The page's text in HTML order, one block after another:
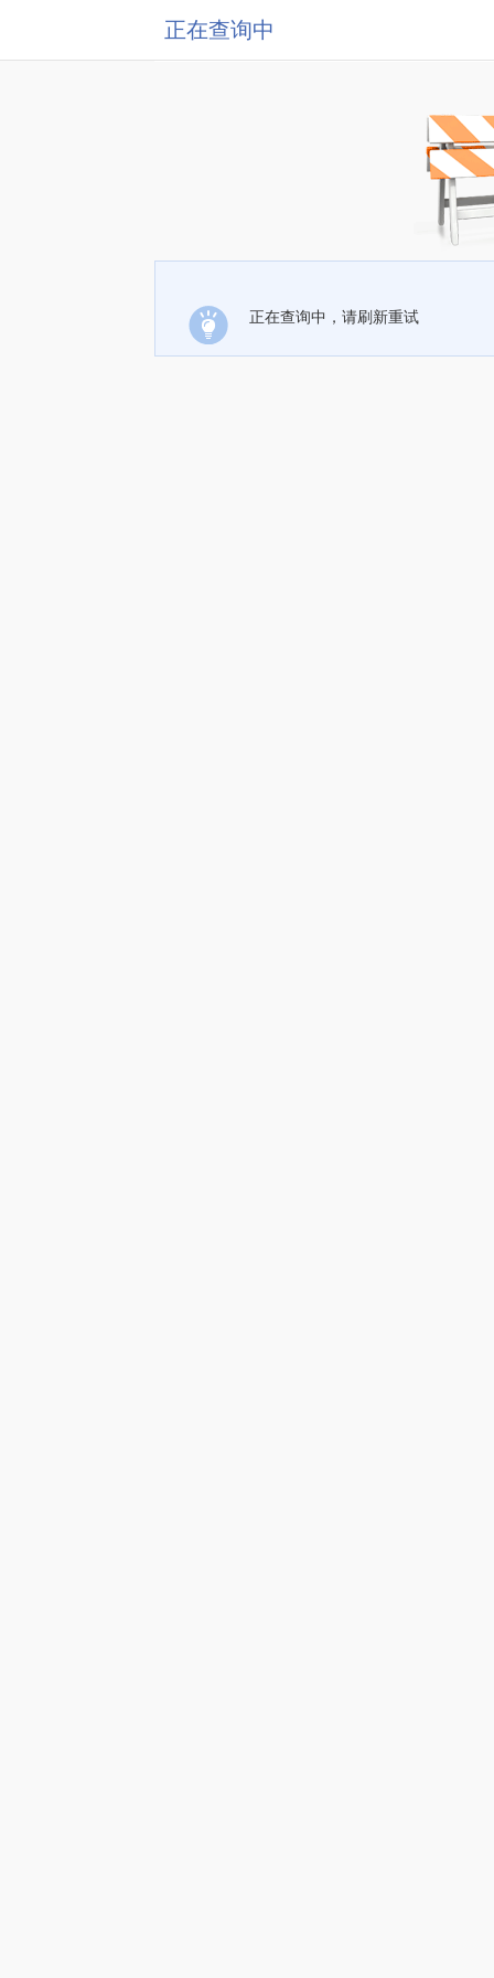
正在查询中
正在查询中，请刷新重试